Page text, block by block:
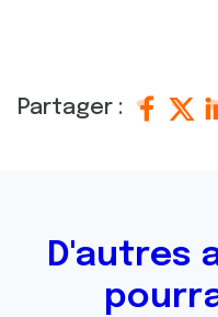
Partager :
D'autres